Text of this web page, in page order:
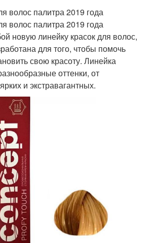
волос палитра 2019 года
волос палитра 2019 года
новую линейку красок для волос,
для того, чтобы помочь
свою красоту. Линейка
оттенки, от
и экстравагантных.